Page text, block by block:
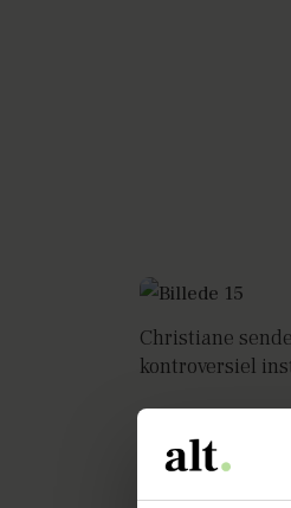
Christiane
kontroversiel